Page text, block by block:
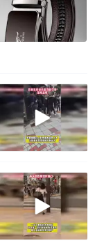
蛋糕”上热
发放西梅
机上100多
服回应：并
西梅汁
刀的女孩，
家”改写了